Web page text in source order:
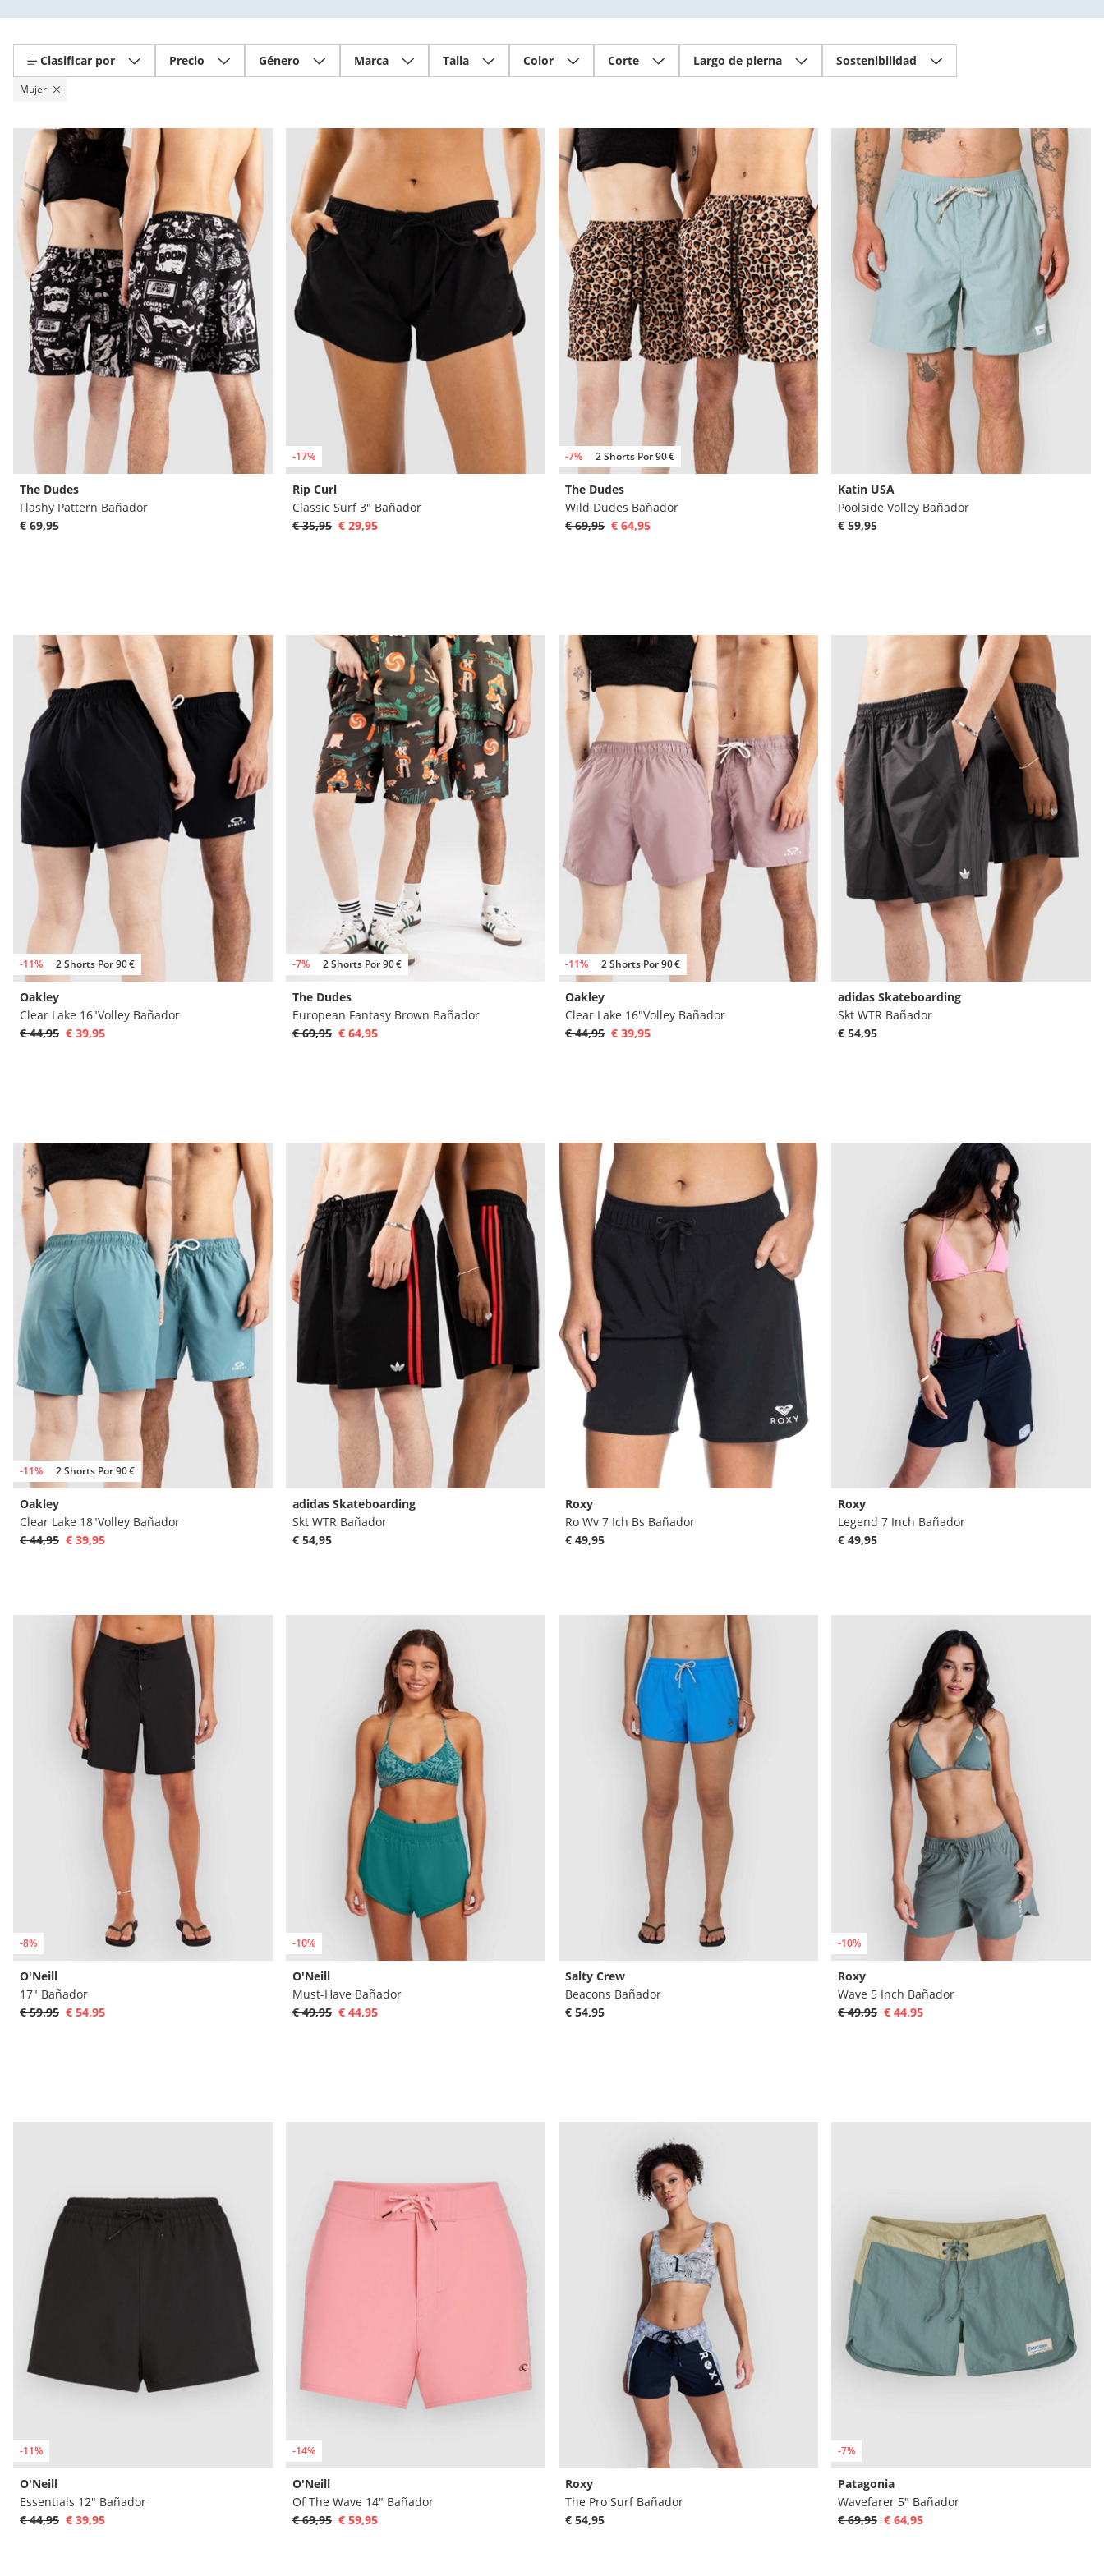
Clasificar por Precio Género Marca Talla Color Corte Largo de pierna Sostenibilidad
Mujer
The Dudes
Flashy Pattern Bañador
€ 69,95
-17%
Rip Curl
Classic Surf 3" Bañador
€ 35,95 € 29,95
-7% 2 Shorts Por 90 €
The Dudes
Wild Dudes Bañador
€ 69,95 € 64,95
Katin USA
Poolside Volley Bañador
€ 59,95
-11% 2 Shorts Por 90 €
Oakley
Clear Lake 16"Volley Bañador
€ 44,95 € 39,95
-7% 2 Shorts Por 90 €
The Dudes
European Fantasy Brown Bañador
€ 69,95 € 64,95
-11% 2 Shorts Por 90 €
Oakley
Clear Lake 16"Volley Bañador
€ 44,95 € 39,95
adidas Skateboarding
Skt WTR Bañador
€ 54,95
-11% 2 Shorts Por 90 €
Oakley
Clear Lake 18"Volley Bañador
€ 44,95 € 39,95
adidas Skateboarding
Skt WTR Bañador
€ 54,95
Roxy
Ro Wv 7 Ich Bs Bañador
€ 49,95
Roxy
Legend 7 Inch Bañador
€ 49,95
-8%
O'Neill
17" Bañador
€ 59,95 € 54,95
-10%
O'Neill
Must-Have Bañador
€ 49,95 € 44,95
Salty Crew
Beacons Bañador
€ 54,95
-10%
Roxy
Wave 5 Inch Bañador
€ 49,95 € 44,95
-11%
O'Neill
Essentials 12" Bañador
€ 44,95 € 39,95
-14%
O'Neill
Of The Wave 14" Bañador
€ 69,95 € 59,95
Roxy
The Pro Surf Bañador
€ 54,95
-7%
Patagonia
Wavefarer 5" Bañador
€ 69,95 € 64,95